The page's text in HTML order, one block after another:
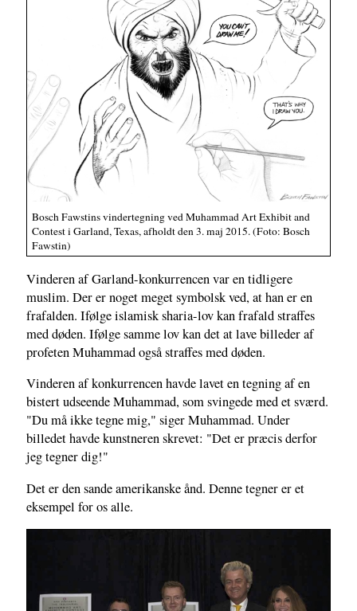
Bosch Fawstins vindertegning ved Muhammad Art Exhibit and
Contest i Garland, Texas, afholdt den 3. maj 2015. (Foto: Bosch
Fawstin)
Vinderen af Garland-konkurrencen var en tidligere
muslim. Der er noget meget symbolsk ved, at han er en
frafalden. Ifølge islamisk sharia-lov kan frafald straffes
med døden. Ifølge samme lov kan det at lave billeder af
profeten Muhammad også straffes med døden.
Vinderen af konkurrencen havde lavet en tegning af en
bistert udseende Muhammad, som svingede med et sværd.
"Du må ikke tegne mig," siger Muhammad. Under
billedet havde kunstneren skrevet: "Det er præcis derfor
jeg tegner dig!"
Det er den sande amerikanske ånd. Denne tegner er et
eksempel for os alle.